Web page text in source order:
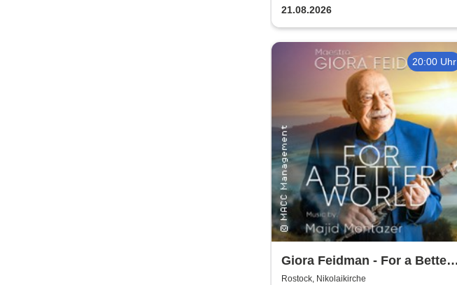
21.08.2026
20:00 Uhr
Giora Feidman - For a Better
World
Rostock, Nikolaikirche